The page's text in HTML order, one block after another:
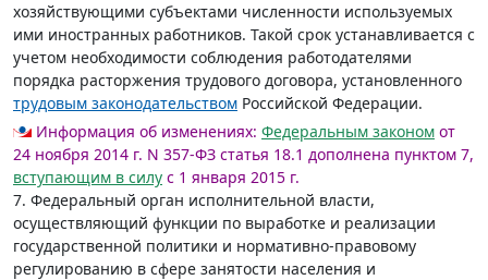
хозяйствующими субъектами численности используемых
ими иностранных работников. Такой срок устанавливается с
учетом необходимости соблюдения работодателями
порядка расторжения трудового договора, установленного
трудовым законодательством Российской Федерации.
Информация об изменениях: Федеральным законом от
24 ноября 2014 г. N 357-ФЗ статья 18.1 дополнена пунктом 7,
вступающим в силу с 1 января 2015 г.
7. Федеральный орган исполнительной власти,
осуществляющий функции по выработке и реализации
государственной политики и нормативно-правовому
регулированию в сфере занятости населения и